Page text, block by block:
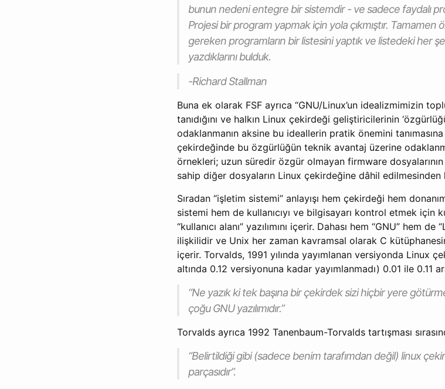
bunun nedeni entegre bir sistemdir - ve sadece faydalı
Projesi bir program yapmak için yola çıkmıştır.
gereken programların bir listesini yaptık ve listedeki her
yazdıklarını bulduk.
-Richard Stallman
Buna ek olarak FSF ayrıca “GNU/Linux’un idealizmimizin
tanıdığını ve halkın Linux çekirdeği geliştiricilerinin
odaklanmanın aksine bu ideallerin pratik önemini
çekirdeğinde bu özgürlüğün teknik avantaj üzerine
örnekleri; uzun süredir özgür olmayan firmware
sahip diğer dosyaların Linux çekirdeğine dâhil edilmesinden
Sıradan “işletim sistemi” anlayışı hem çekirdeği hem
sistemi hem de kullanıcıyı ve bilgisayarı kontrol etmek için
“kullanıcı alanı” yazılımını içerir. Dahası hem “GNU” hem de
ilişkilidir ve Unix her zaman kavramsal olarak C
içerir. Torvalds, 1991 yılında yayımlanan versiyonda Linux
altında 0.12 versiyonuna kadar yayımlanmadı) 0.01 ile 0.11
“Ne yazık ki tek başına bir çekirdek sizi hiçbir yere
çoğu GNU yazılımıdır.”
Torvalds ayrıca 1992 Tanenbaum-Torvalds tartışması
“Belirtildiği gibi (sadece benim tarafımdan değil) linux
parçasıdır”.